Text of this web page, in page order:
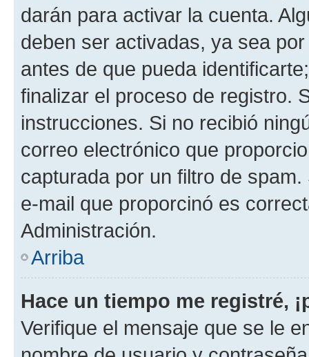
darán para activar la cuenta.
deben ser activadas, ya sea
antes de que pueda
finalizar el proceso de registro.
instrucciones. Si no recibió
correo electrónico que
capturada por un filtro de
e-mail que proporcinó es
Administración.
Arriba
Hace un tiempo me registré,
Verifique el mensaje que se le